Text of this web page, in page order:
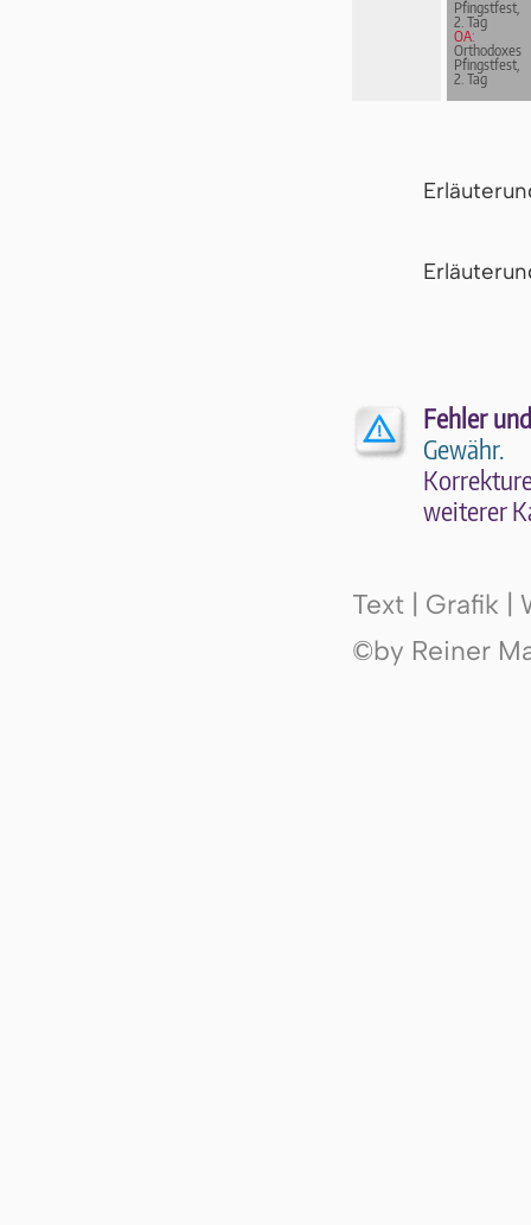
Pfingstfest,
2. Tag
OA:
Orthodoxes
Pfingstfest,
2. Tag
Fehler
Gewähr.
wei­te­rer
Text | Grafik |
©by Reiner